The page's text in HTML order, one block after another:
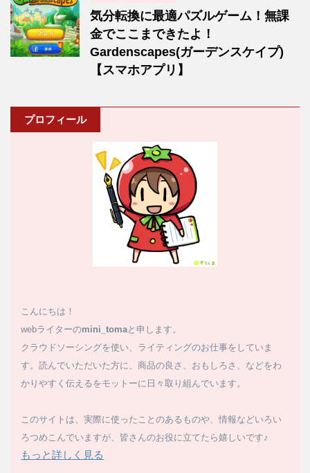
気分転換に最適パズルゲーム！無課
金でここまできたよ！
Gardenscapes(ガーデンスケイプ)
【スマホアプリ】
プロフィール
こんにちは！
webライターのmini_tomaと申します。
クラウドソーシングを使い、ライティングのお仕事をしていま
す。読んでいただいた方に、商品の良さ、おもしろさ、などをわ
かりやすく伝えるをモットーに日々取り組んでいます。
このサイトは、実際に使ったことのあるものや、情報などいろい
ろつめこんでいますが、皆さんのお役に立てたら嬉しいです♪
もっと詳しく見る